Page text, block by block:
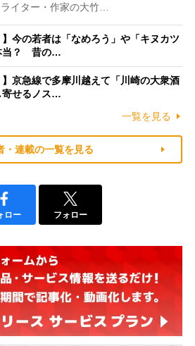
イター・作家の大竹…
】今の若者は「なめろう」や「キヌカツ
当？ 昔の…
】京急線で多摩川越えて「川崎の大衆酒
せるノス…
一覧を見る
・連載の一覧を見る
ロー フォロー